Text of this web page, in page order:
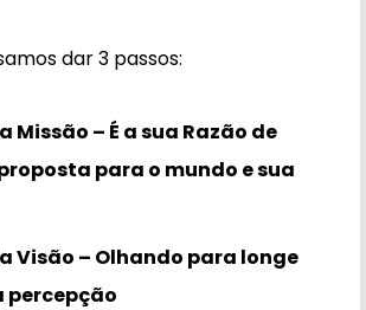
dar 3 passos:
Missão – É a sua Razão de
para o mundo e sua
Visão – Olhando para longe
percepção